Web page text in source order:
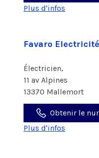
Plus d'infos
Favaro Electricité
Électricien,
11 av Alpines
13370 Mallemort
Obtenir le
Plus d'infos